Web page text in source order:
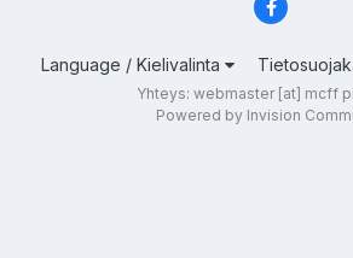
Language / Kielivalinta
Yhteys: webmaster [at] mcff
Powered by Invision